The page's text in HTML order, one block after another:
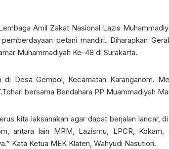
Amil Zakat Nasional Lazis
petani mandiri. Diharapkan
Muhammadiyah Ke-48 di Surakarta.
di Desa Gempol, Kecamatan Karanganom.
bersama Bendahara PP Muammadiyah
kita laksanakan agar dapat berjalan
antara lain MPM, Lazismu, LPCR,
Kata Ketua MEK Klaten, Wahyudi Nasution.